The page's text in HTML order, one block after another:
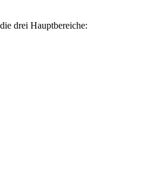
drei Hauptbereiche: